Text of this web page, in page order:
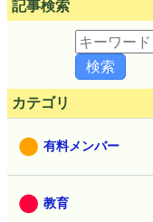
記事検索
カテゴリ
有料メンバー
教育